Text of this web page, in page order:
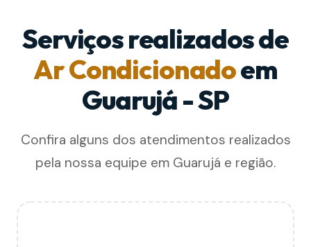
Serviços realizados de
Ar Condicionadoem
Guarujá - SP
Confira alguns dos atendimentos realizados
pela nossa equipe em Guarujá e região.